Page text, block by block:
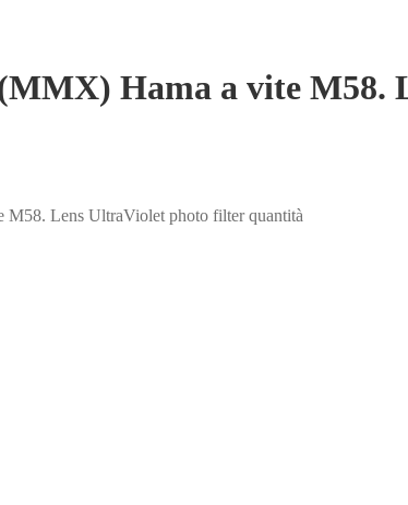
Hama a vite M58.
Lens UltraViolet photo filter quantità